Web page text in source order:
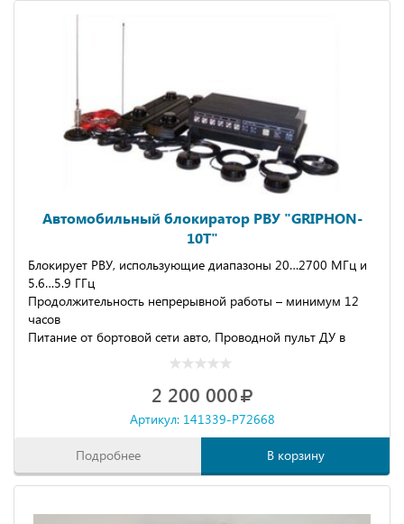
Автомобильный блокиратор РВУ "GRIPHON-
10Т"
Блокирует РВУ, использующие диапазоны 20…2700 МГц и
5.6…5.9 ГГц
Продолжительность непрерывной работы – минимум 12
часов
Питание от бортовой сети авто, Проводной пульт ДУ в
2 200 000
Артикул: 141339-P72668
Подробнее В корзину